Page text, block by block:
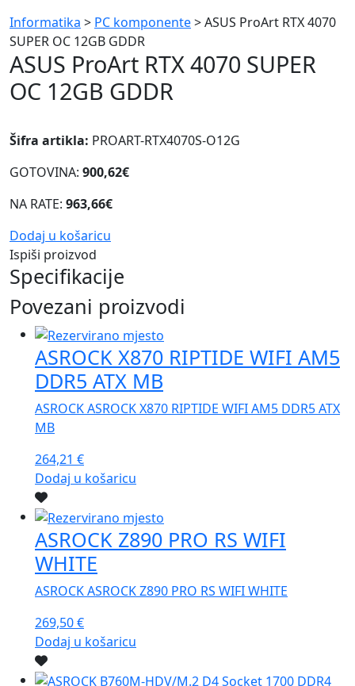
Informatika > PC komponente> ASUS ProArt RTX 4070
SUPER OC 12GB GDDR
ASUS ProArt RTX 4070 SUPER
OC 12GB GDDR
Šifra artikla: PROART-RTX4070S-O12G
GOTOVINA: 900,62€
NA RATE: 963,66€
Dodaj u košaricu
Ispiši proizvod
Specifikacije
Povezani proizvodi
ASROCK X870 RIPTIDE WIFI AM5
DDR5 ATX MB
ASROCK ASROCK X870 RIPTIDE WIFI AM5 DDR5 ATX
MB
264,21 €
Dodaj u košaricu
ASROCK Z890 PRO RS WIFI
WHITE
ASROCK ASROCK Z890 PRO RS WIFI WHITE
269,50€
Dodaj u košaricu